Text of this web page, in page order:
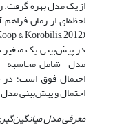
از یک مدل بهره گرفت.
لحظه‌ای از زمان
در پیش‌بینی یک
مدل شامل محاسبه و
احتمال فوق است؛
احتمال و پیش‌بینی مدل
معرفیمدل